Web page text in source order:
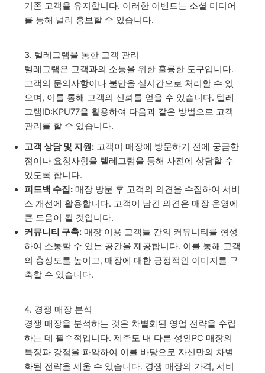
기존 고객을 유지합니다. 이러한 이벤트는 소셜 미디어
를 통해 널리 홍보할 수 있습니다.
3. 텔레그램을 통한 고객 관리
텔레그램은 고객과의 소통을 위한 훌륭한 도구입니다.
고객의 문의사항이나 불만을 실시간으로 처리할 수 있
으며, 이를 통해 고객의 신뢰를 얻을 수 있습니다. 텔레
그램ID:KPU77을 활용하여 다음과 같은 방법으로 고객
관리를 할 수 있습니다.
고객 상담 및 지원: 고객이 매장에 방문하기 전에 궁금한
점이나 요청사항을 텔레그램을 통해 사전에 상담할 수
있도록 합니다.
피드백 수집: 매장 방문 후 고객의 의견을 수집하여 서비
스 개선에 활용합니다. 고객이 남긴 의견은 매장 운영에
큰 도움이 될 것입니다.
커뮤니티 구축: 매장 이용 고객들 간의 커뮤니티를 형성
하여 소통할 수 있는 공간을 제공합니다. 이를 통해 고객
의 충성도를 높이고, 매장에 대한 긍정적인 이미지를 구
축할 수 있습니다.
4. 경쟁 매장 분석
경쟁 매장을 분석하는 것은 차별화된 영업 전략을 수립
하는 데 필수적입니다. 제주도 내 다른 성인PC 매장의
특징과 강점을 파악하여 이를 바탕으로 자신만의 차별
화된 전략을 세울 수 있습니다. 경쟁 매장의 가격, 서비